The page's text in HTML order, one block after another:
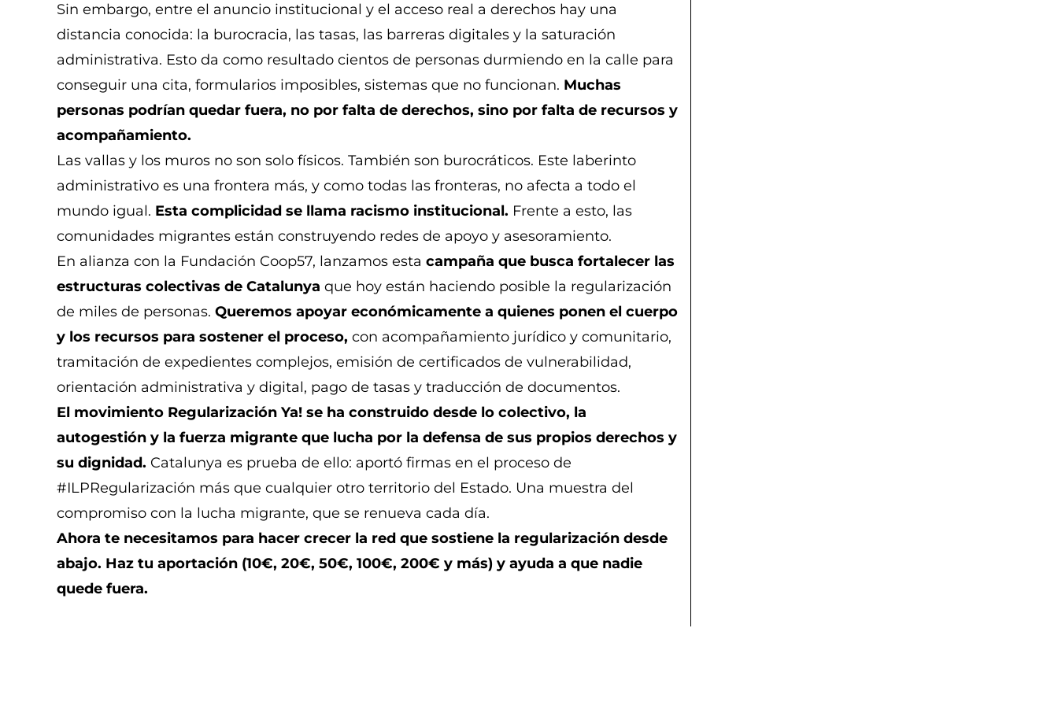
Sin embargo, entre el anuncio institucional y el acceso real a derechos hay una
distancia conocida: la burocracia, las tasas, las barreras digitales y la saturación
administrativa. Esto da como resultado cientos de personas durmiendo en la calle para
conseguir una cita, formularios imposibles, sistemas que no funcionan. Muchas
personas podrían quedar fuera, no por falta de derechos, sino por falta de recursos y
acompañamiento.
Las vallas y los muros no son solo físicos. También son burocráticos. Este laberinto
administrativo es una frontera más, y como todas las fronteras, no afecta a todo el
mundo igual. Esta complicidad se llama racismo institucional. Frente a esto, las
comunidades migrantes están construyendo redes de apoyo y asesoramiento.
En alianza con la Fundación Coop57, lanzamos esta campaña que busca fortalecer las
estructuras colectivas de Catalunya que hoy están haciendo posible la regularización
de miles de personas. Queremos apoyar económicamente a quienes ponen el cuerpo
y los recursos para sostener el proceso, con acompañamiento jurídico y comunitario,
tramitación de expedientes complejos, emisión de certificados de vulnerabilidad,
orientación administrativa y digital, pago de tasas y traducción de documentos.
El movimiento Regularización Ya! se ha construido desde lo colectivo, la
autogestión y la fuerza migrante que lucha por la defensa de sus propios derechos y
su dignidad. Catalunya es prueba de ello: aportó firmas en el proceso de
#ILPRegularización más que cualquier otro territorio del Estado. Una muestra del
compromiso con la lucha migrante, que se renueva cada día.
Ahora te necesitamos para hacer crecer la red que sostiene la regularización desde
abajo. Haz tu aportación (10€, 20€, 50€, 100€, 200€ y más) y ayuda a que nadie
quede fuera.